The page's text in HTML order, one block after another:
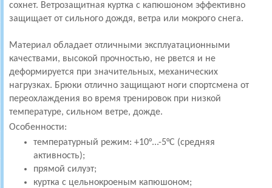
сохнет. Ветрозащитная куртка с капюшоном эффективно
защищает от сильного дождя, ветра или мокрого снега.
Материал обладает отличными эксплуатационными
качествами, высокой прочностью, не рвется и не
деформируется при значительных, механических
нагрузках. Брюки отлично защищают ноги спортсмена от
переохлаждения во время тренировок при низкой
температуре, сильном ветре, дожде.
Особенности:
температурный режим: +10°...-5°С (средняя
активность);
прямой силуэт;
куртка с цельнокроеным капюшоном;